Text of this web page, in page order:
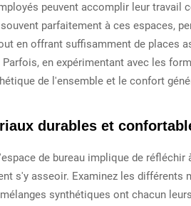
peuvent accomplir leur travail
parfaitement à ces espaces,
en offrant suffisamment de places
en expérimentant avec les
de l'ensemble et le confort
durables et
de bureau implique de
s'y asseoir. Examinez les différents
synthétiques ont chacun